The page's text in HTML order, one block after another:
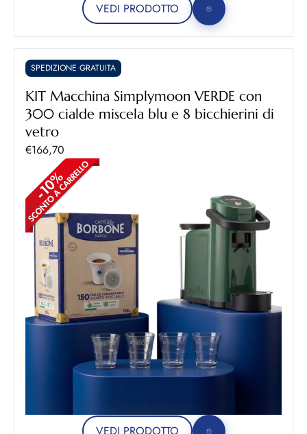
VEDI PRODOTTO
SPEDIZIONE GRATUITA
KIT Macchina Simplymoon VERDE con
300 cialde miscela blu e 8 bicchierini di
vetro
Prezzo scontato
€166,70